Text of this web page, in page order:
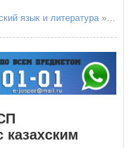
язык и литература» Русский язык 4 класс ССП среднесрочные планы с казахским языком обучения